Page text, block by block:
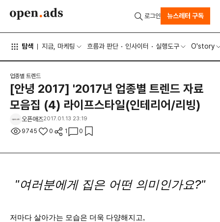
탐색 지금, 마케팅 흐름과 판단 인사이터 실행도구 O'story
로그인 뉴스레터 구독
업종별 트렌드
[안녕 2017] '2017년 업종별 트렌드 자료
모음집 (4) 라이프스타일(인테리어/리빙)
오픈애즈2017.01.13 23:19
9745 0 1 0
"여러분에게 집은 어떤 의미인가요?"
저마다 살아가는 모습은 더욱 다양해지고,